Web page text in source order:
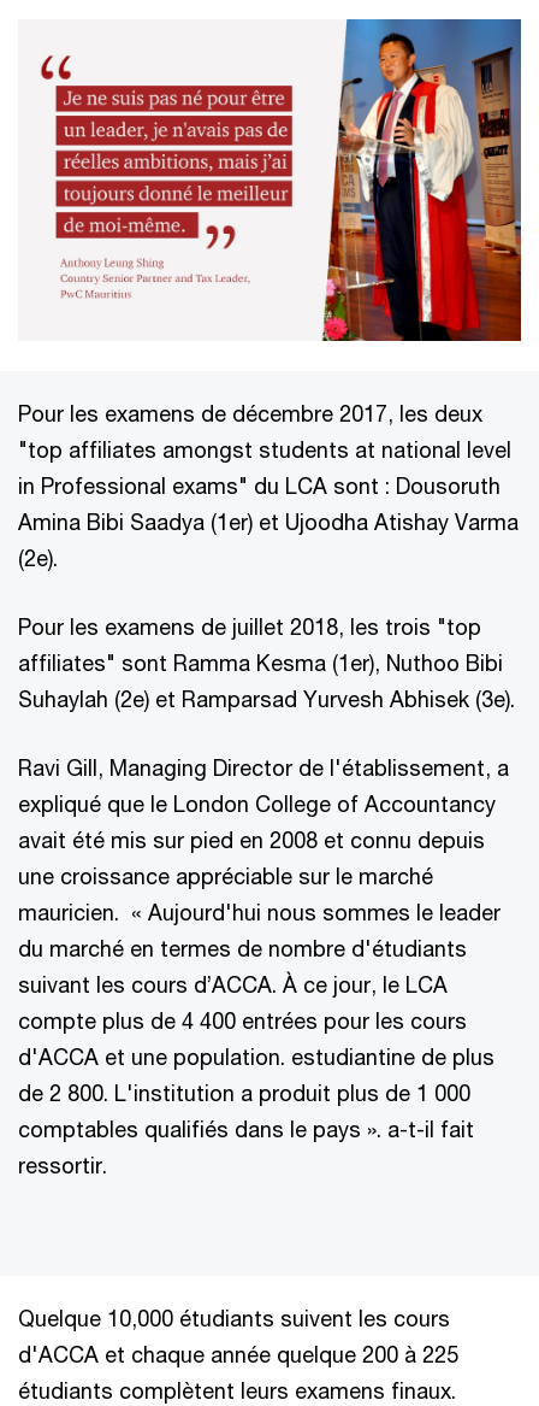
Pour les examens de décembre 2017, les deux
"top affiliates amongst students at national level
in Professional exams" du LCA sont : Dousoruth
Amina Bibi Saadya (1er) et Ujoodha Atishay Varma
(2e).
Pour les examens de juillet 2018, les trois "top
affiliates" sont Ramma Kesma (1er), Nuthoo Bibi
Suhaylah (2e) et Ramparsad Yurvesh Abhisek (3e).
Ravi Gill, Managing Director de l'établissement, a
expliqué que le London College of Accountancy
avait été mis sur pied en 2008 et connu depuis
une croissance appréciable sur le marché
mauricien. « Aujourd'hui nous sommes le leader
du marché en termes de nombre d'étudiants
suivant les cours d’ACCA. À ce jour, le LCA
compte plus de 4 400 entrées pour les cours
d'ACCA et une popu­lation. estudiantine de plus
de 2 800. L'ins­titution a produit plus de 1 000
comptables qualifiés dans le pays ». a-t-il fait
ressortir.
Quelque 10,000 étudiants suivent les cours
d'ACCA et chaque année quelque 200 à 225
étudiants complètent leurs examens finaux.